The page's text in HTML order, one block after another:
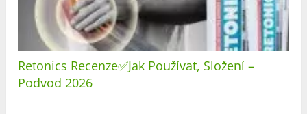
Retonics Recenze✅Jak Používat, Složení –
Podvod 2026